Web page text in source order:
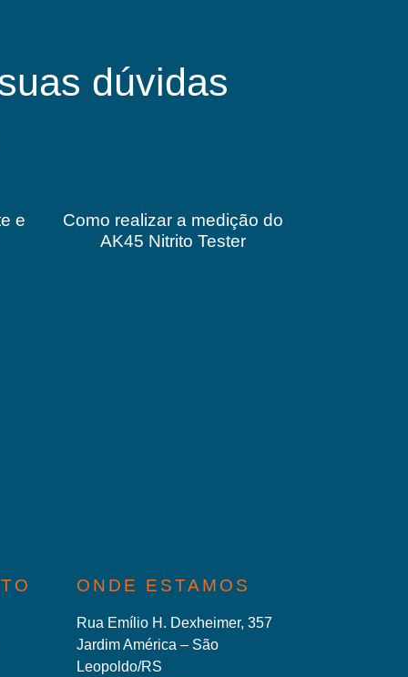
dúvidas
e
Como realizar a medição do
AK45 Nitrito Tester
ONDE ESTAMOS
Rua Emílio H. Dexheimer, 357
Jardim América – São
Leopoldo/RS